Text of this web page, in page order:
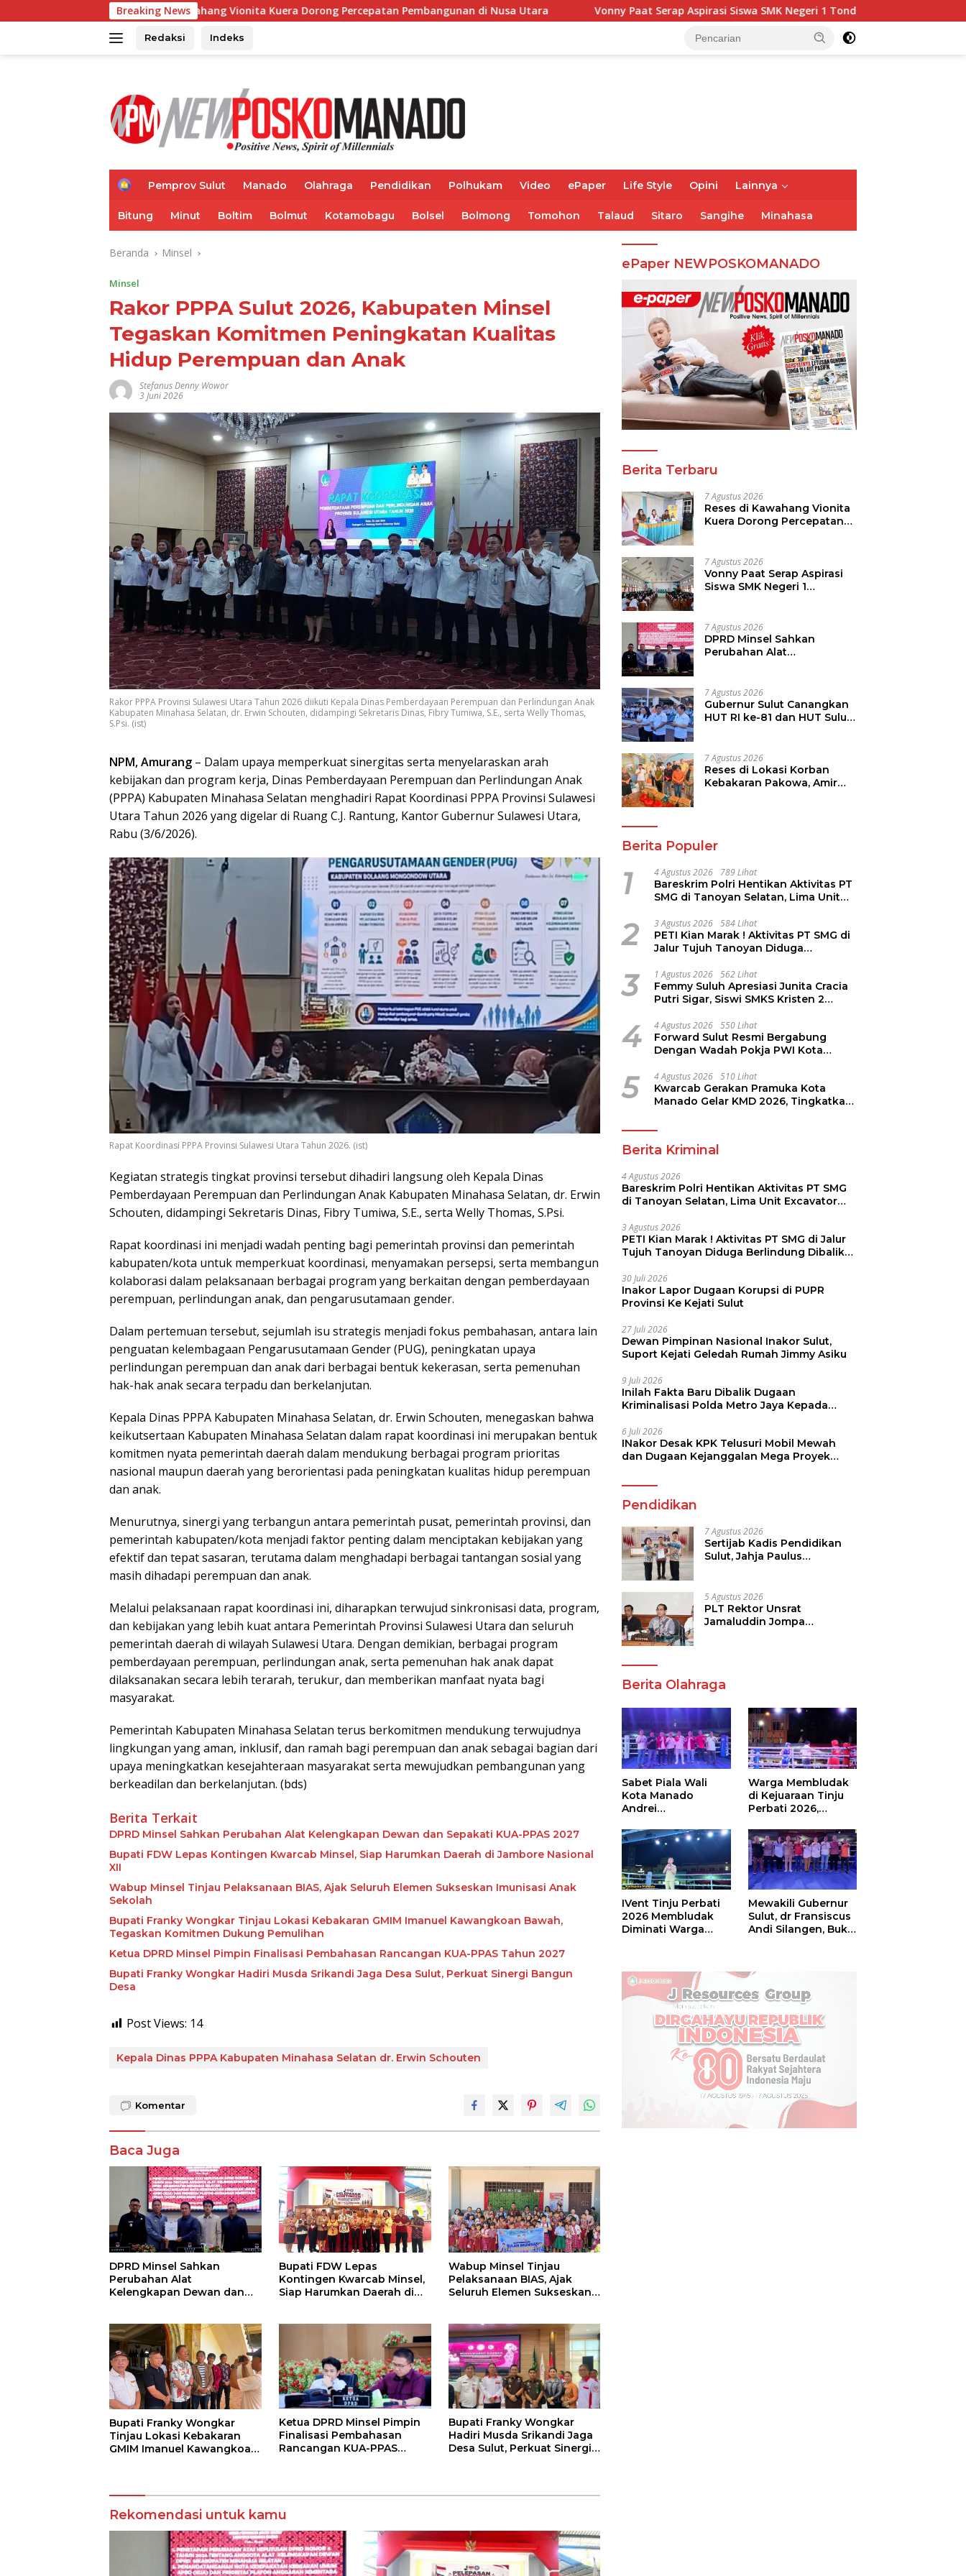
ke
Breaking News
Reses di Kawahang Vionita Kuera Dorong Percepatan Pembangunan di Nusa Utara Vonny Paat Serap Aspirasi Siswa SMK Negeri 1 Tondano DPRD Minsel Sahkan Perubahan
Redaksi Indeks
H
e
Pemprov Sulut Manado Olahraga Pendidikan Polhukam Video ePaper Life Style Opini Lainnya
Bitung Minut Boltim Bolmut Kotamobagu Bolsel Bolmong Tomohon Talaud Sitaro Sangihe Minahasa
Beranda Minsel
Minsel
Rakor PPPA Sulut 2026, Kabupaten Minsel
Tegaskan Komitmen Peningkatan Kualitas
Hidup Perempuan dan Anak
Stefanus Denny Wowor
3 Juni 2026
Rakor PPPA Provinsi Sulawesi Utara Tahun 2026 diikuti Kepala Dinas Pemberdayaan Perempuan dan Perlindungan Anak
Kabupaten Minahasa Selatan, dr. Erwin Schouten, didampingi Sekretaris Dinas, Fibry Tumiwa, S.E., serta Welly Thomas,
S.Psi. (ist)
NPM, Amurang – Dalam upaya memperkuat sinergitas serta menyelaraskan arah
kebijakan dan program kerja, Dinas Pemberdayaan Perempuan dan Perlindungan Anak
(PPPA) Kabupaten Minahasa Selatan menghadiri Rapat Koordinasi PPPA Provinsi Sulawesi
Utara Tahun 2026 yang digelar di Ruang C.J. Rantung, Kantor Gubernur Sulawesi Utara,
Rabu (3/6/2026).
Rapat Koordinasi PPPA Provinsi Sulawesi Utara Tahun 2026. (ist)
Kegiatan strategis tingkat provinsi tersebut dihadiri langsung oleh Kepala Dinas
Pemberdayaan Perempuan dan Perlindungan Anak Kabupaten Minahasa Selatan, dr. Erwin
Schouten, didampingi Sekretaris Dinas, Fibry Tumiwa, S.E., serta Welly Thomas, S.Psi.
Rapat koordinasi ini menjadi wadah penting bagi pemerintah provinsi dan pemerintah
kabupaten/kota untuk memperkuat koordinasi, menyamakan persepsi, serta membangun
kolaborasi dalam pelaksanaan berbagai program yang berkaitan dengan pemberdayaan
perempuan, perlindungan anak, dan pengarusutamaan gender.
Dalam pertemuan tersebut, sejumlah isu strategis menjadi fokus pembahasan, antara lain
penguatan kelembagaan Pengarusutamaan Gender (PUG), peningkatan upaya
perlindungan perempuan dan anak dari berbagai bentuk kekerasan, serta pemenuhan
hak-hak anak secara terpadu dan berkelanjutan.
Kepala Dinas PPPA Kabupaten Minahasa Selatan, dr. Erwin Schouten, menegaskan bahwa
keikutsertaan Kabupaten Minahasa Selatan dalam rapat koordinasi ini merupakan bentuk
komitmen nyata pemerintah daerah dalam mendukung berbagai program prioritas
nasional maupun daerah yang berorientasi pada peningkatan kualitas hidup perempuan
dan anak.
Menurutnya, sinergi yang terbangun antara pemerintah pusat, pemerintah provinsi, dan
pemerintah kabupaten/kota menjadi faktor penting dalam menciptakan kebijakan yang
efektif dan tepat sasaran, terutama dalam menghadapi berbagai tantangan sosial yang
masih dihadapi perempuan dan anak.
Melalui pelaksanaan rapat koordinasi ini, diharapkan terwujud sinkronisasi data, program,
dan kebijakan yang lebih kuat antara Pemerintah Provinsi Sulawesi Utara dan seluruh
pemerintah daerah di wilayah Sulawesi Utara. Dengan demikian, berbagai program
pemberdayaan perempuan, perlindungan anak, serta pemenuhan hak anak dapat
dilaksanakan secara lebih terarah, terukur, dan memberikan manfaat nyata bagi
masyarakat.
Pemerintah Kabupaten Minahasa Selatan terus berkomitmen mendukung terwujudnya
lingkungan yang aman, inklusif, dan ramah bagi perempuan dan anak sebagai bagian dari
upaya meningkatkan kesejahteraan masyarakat serta mewujudkan pembangunan yang
berkeadilan dan berkelanjutan. (bds)
Berita Terkait
DPRD Minsel Sahkan Perubahan Alat Kelengkapan Dewan dan Sepakati KUA-PPAS 2027
Bupati FDW Lepas Kontingen Kwarcab Minsel, Siap Harumkan Daerah di Jambore Nasional
XII
Wabup Minsel Tinjau Pelaksanaan BIAS, Ajak Seluruh Elemen Sukseskan Imunisasi Anak
Sekolah
Bupati Franky Wongkar Tinjau Lokasi Kebakaran GMIM Imanuel Kawangkoan Bawah,
Tegaskan Komitmen Dukung Pemulihan
Ketua DPRD Minsel Pimpin Finalisasi Pembahasan Rancangan KUA-PPAS Tahun 2027
Bupati Franky Wongkar Hadiri Musda Srikandi Jaga Desa Sulut, Perkuat Sinergi Bangun
Desa
Post Views: 14
Kepala Dinas PPPA Kabupaten Minahasa Selatan dr. Erwin Schouten
Komentar
Baca Juga
DPRD Minsel Sahkan
Perubahan Alat
Kelengkapan Dewan dan
Bupati FDW Lepas
Kontingen Kwarcab Minsel,
Siap Harumkan Daerah di
Wabup Minsel Tinjau
Pelaksanaan BIAS, Ajak
Seluruh Elemen Sukseskan
Bupati Franky Wongkar
Tinjau Lokasi Kebakaran
GMIM Imanuel Kawangkoan
Ketua DPRD Minsel Pimpin
Finalisasi Pembahasan
Rancangan KUA-PPAS
Bupati Franky Wongkar
Hadiri Musda Srikandi Jaga
Desa Sulut, Perkuat Sinergi
Rekomendasi untuk kamu
ePaper NEWPOSKOMANADO
Berita Terbaru
7 Agustus 2026
Reses di Kawahang Vionita
Kuera Dorong Percepatan
7 Agustus 2026
Vonny Paat Serap Aspirasi
Siswa SMK Negeri 1
7 Agustus 2026
DPRD Minsel Sahkan
Perubahan Alat
7 Agustus 2026
Gubernur Sulut Canangkan
HUT RI ke-81 dan HUT Sulut
Pajak Kendaraan
7 Agustus 2026
Reses di Lokasi Korban
Kebakaran Pakowa, Amir
Berita Populer
1 4 Agustus 2026 789 Lihat
Bareskrim Polri Hentikan Aktivitas PT
SMG di Tanoyan Selatan, Lima Unit
2 3 Agustus 2026 584 Lihat
PETI Kian Marak ! Aktivitas PT SMG di
Jalur Tujuh Tanoyan Diduga
3 1 Agustus 2026 562 Lihat
Femmy Suluh Apresiasi Junita Cracia
Putri Sigar, Siswi SMKS Kristen 2
Dikmen Nasional 2026
4 4 Agustus 2026 550 Lihat
Forward Sulut Resmi Bergabung
Dengan Wadah Pokja PWI Kota
5 4 Agustus 2026 510 Lihat
Kwarcab Gerakan Pramuka Kota
Manado Gelar KMD 2026, Tingkatkan
Pramuka
Berita Kriminal
4 Agustus 2026
Bareskrim Polri Hentikan Aktivitas PT SMG
di Tanoyan Selatan, Lima Unit Excavator
3 Agustus 2026
PETI Kian Marak ! Aktivitas PT SMG di Jalur
Tujuh Tanoyan Diduga Berlindung Dibalik
30 Juli 2026
Inakor Lapor Dugaan Korupsi di PUPR
Provinsi Ke Kejati Sulut
27 Juli 2026
Dewan Pimpinan Nasional Inakor Sulut,
Suport Kejati Geledah Rumah Jimmy Asiku
9 Juli 2026
Inilah Fakta Baru Dibalik Dugaan
Kriminalisasi Polda Metro Jaya Kepada
6 Juli 2026
INakor Desak KPK Telusuri Mobil Mewah
dan Dugaan Kejanggalan Mega Proyek
Pendidikan
7 Agustus 2026
Sertijab Kadis Pendidikan
Sulut, Jahja Paulus
Pendidikan
5 Agustus 2026
PLT Rektor Unsrat
Jamaluddin Jompa
Berita Olahraga
Sabet Piala Wali
Kota Manado
Andrei
Boxing Camp Juara
Umum Tinju Perbati
2026
Warga Membludak
di Kejuaraan Tinju
Perbati 2026,
Piala Wali Kota
IVent Tinju Perbati
2026 Membludak
Diminati Warga
Mewakili Gubernur
Sulut, dr Fransiscus
Andi Silangen, Buka
Piala Wali Kota
Manado